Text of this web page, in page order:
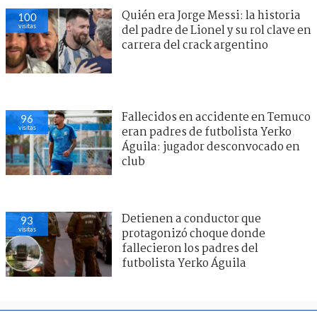
100
visitas
Quién era Jorge Messi: la historia
del padre de Lionel y su rol clave en
carrera del crack argentino
96
visitas
Fallecidos en accidente en Temuco
eran padres de futbolista Yerko
Águila: jugador desconvocado en
club
93
visitas
Detienen a conductor que
protagonizó choque donde
fallecieron los padres del
futbolista Yerko Águila